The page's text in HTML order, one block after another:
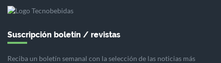
Suscripción boletín / revistas
Reciba un boletín semanal con la selección de las noticias más